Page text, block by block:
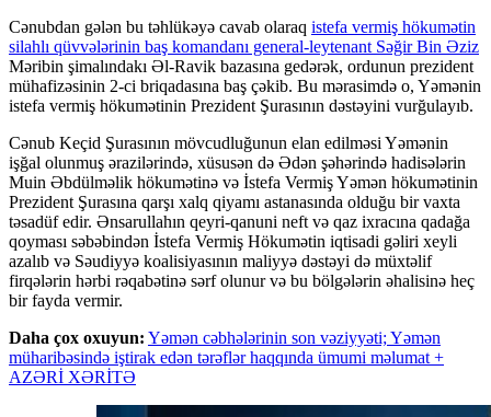
Cənubdan gələn bu təhlükəyə cavab olaraq istefa vermiş hökumətin
silahlı qüvvələrinin baş komandanı general-leytenant Səğir Bin Əziz
Məribin şimalındakı Əl-Ravik bazasına gedərək, ordunun prezident
mühafizəsinin 2-ci briqadasına baş çəkib. Bu mərasimdə o, Yəmənin
istefa vermiş hökumətinin Prezident Şurasının dəstəyini vurğulayıb.
Cənub Keçid Şurasının mövcudluğunun elan edilməsi Yəmənin
işğal olunmuş ərazilərində, xüsusən də Ədən şəhərində hadisələrin
Muin Əbdülməlik hökumətinə və İstefa Vermiş Yəmən hökumətinin
Prezident Şurasına qarşı xalq qiyamı astanasında olduğu bir vaxta
təsadüf edir. Ənsarullahın qeyri-qanuni neft və qaz ixracına qadağa
qoyması səbəbindən İstefa Vermiş Hökumətin iqtisadi gəliri xeyli
azalıb və Səudiyyə koalisiyasının maliyyə dəstəyi də müxtəlif
firqələrin hərbi rəqabətinə sərf olunur və bu bölgələrin əhalisinə heç
bir fayda vermir.
Daha çox oxuyun: Yəmən cəbhələrinin son vəziyyəti; Yəmən
müharibəsində iştirak edən tərəflər haqqında ümumi məlumat +
AZƏRİ XƏRİTƏ